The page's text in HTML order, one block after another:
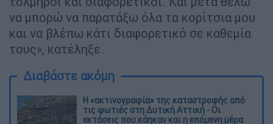
να μπορώ να παρατάξω όλα τα κορίτσια μου
και να βλέπω κάτι διαφορετικό σε καθεμία
τους», κατέληξε.
Διαβάστε ακόμη
Η «ακτινογραφία» της καταστροφής από
τις φωτιές στη Δυτική Αττική - Οι
εκτάσεις που κάηκαν και η επόμενη μέρα